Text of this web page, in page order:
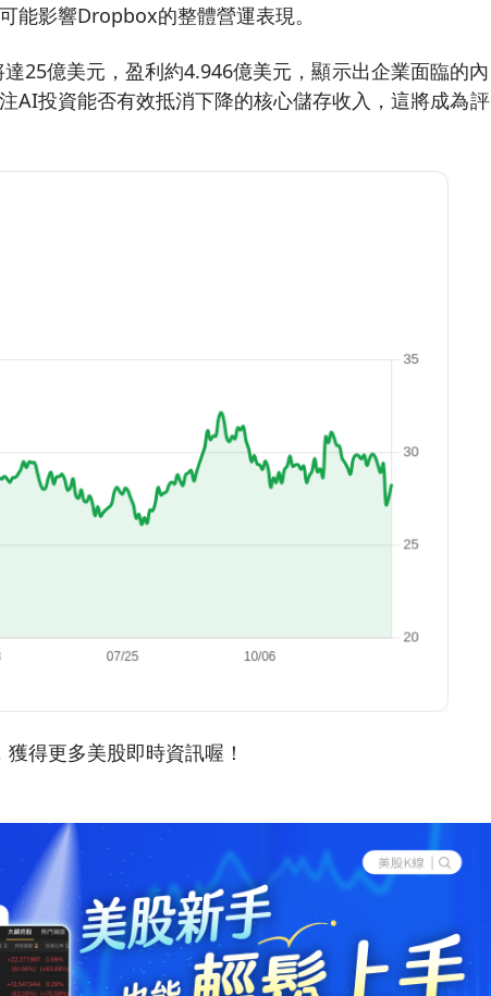
影響Dropbox的整體營運表現。
25億美元，盈利約4.946億美元，顯示出企業面臨的內
AI投資能否有效抵消下降的核心儲存收入，這將成為評
得更多美股即時資訊喔！